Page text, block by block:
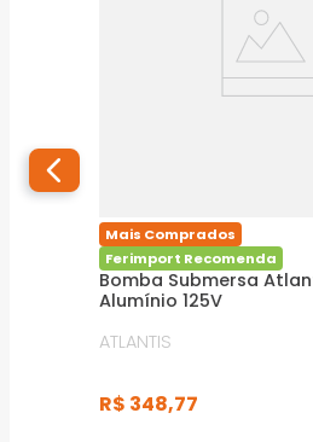
Mais Comprados
Ferimport Recomenda
Bomba Submersa
Alumínio 125V
ATLANTIS
R$ 348,77